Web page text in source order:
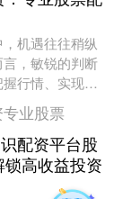
机遇往往稍纵
，敏锐的判断
行情、实现收
，作为一家专
业股票
配资平台股
高收益投资